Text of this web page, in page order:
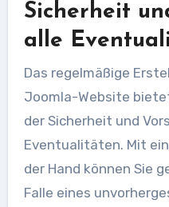
Sicherheit
alle
Das regelmäßige
Joomla-Website
der Sicherheit und
Eventualitäten. Mit
der Hand können Sie
Falle eines